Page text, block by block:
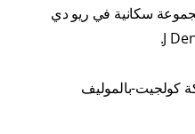
سكانية في ريو دي